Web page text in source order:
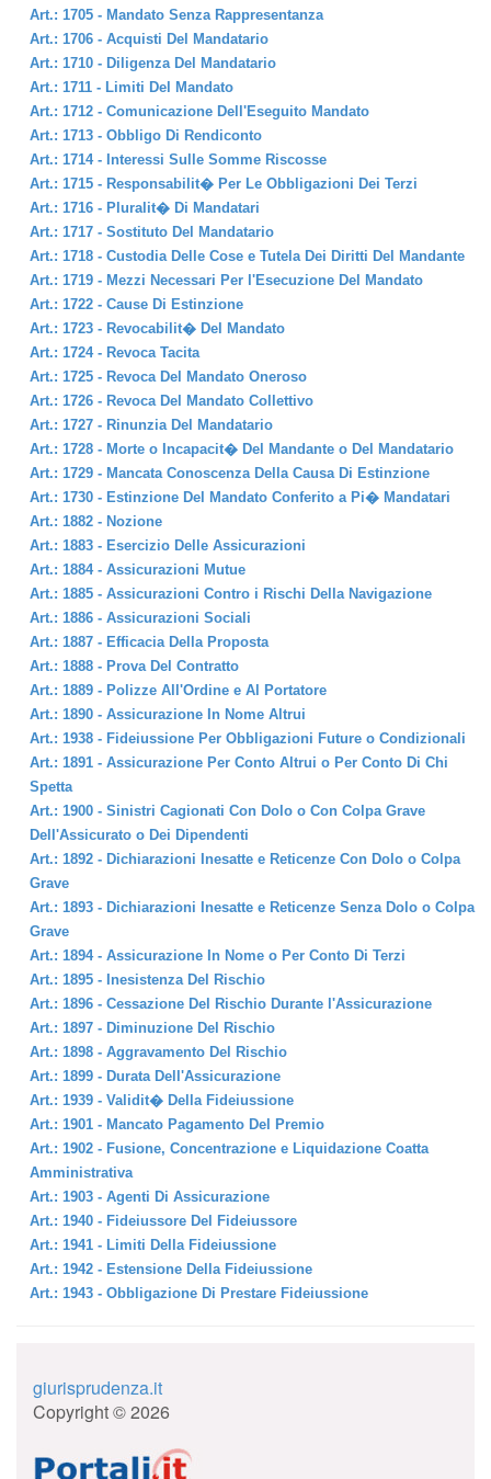
Art.: 1705 - Mandato Senza Rappresentanza
Art.: 1706 - Acquisti Del Mandatario
Art.: 1710 - Diligenza Del Mandatario
Art.: 1711 - Limiti Del Mandato
Art.: 1712 - Comunicazione Dell'Eseguito Mandato
Art.: 1713 - Obbligo Di Rendiconto
Art.: 1714 - Interessi Sulle Somme Riscosse
Art.: 1715 - Responsabilit� Per Le Obbligazioni Dei Terzi
Art.: 1716 - Pluralit� Di Mandatari
Art.: 1717 - Sostituto Del Mandatario
Art.: 1718 - Custodia Delle Cose e Tutela Dei Diritti Del Mandante
Art.: 1719 - Mezzi Necessari Per l'Esecuzione Del Mandato
Art.: 1722 - Cause Di Estinzione
Art.: 1723 - Revocabilit� Del Mandato
Art.: 1724 - Revoca Tacita
Art.: 1725 - Revoca Del Mandato Oneroso
Art.: 1726 - Revoca Del Mandato Collettivo
Art.: 1727 - Rinunzia Del Mandatario
Art.: 1728 - Morte o Incapacit� Del Mandante o Del Mandatario
Art.: 1729 - Mancata Conoscenza Della Causa Di Estinzione
Art.: 1730 - Estinzione Del Mandato Conferito a Pi� Mandatari
Art.: 1882 - Nozione
Art.: 1883 - Esercizio Delle Assicurazioni
Art.: 1884 - Assicurazioni Mutue
Art.: 1885 - Assicurazioni Contro i Rischi Della Navigazione
Art.: 1886 - Assicurazioni Sociali
Art.: 1887 - Efficacia Della Proposta
Art.: 1888 - Prova Del Contratto
Art.: 1889 - Polizze All'Ordine e Al Portatore
Art.: 1890 - Assicurazione In Nome Altrui
Art.: 1938 - Fideiussione Per Obbligazioni Future o Condizionali
Art.: 1891 - Assicurazione Per Conto Altrui o Per Conto Di Chi
Spetta
Art.: 1900 - Sinistri Cagionati Con Dolo o Con Colpa Grave
Dell'Assicurato o Dei Dipendenti
Art.: 1892 - Dichiarazioni Inesatte e Reticenze Con Dolo o Colpa
Grave
Art.: 1893 - Dichiarazioni Inesatte e Reticenze Senza Dolo o Colpa
Grave
Art.: 1894 - Assicurazione In Nome o Per Conto Di Terzi
Art.: 1895 - Inesistenza Del Rischio
Art.: 1896 - Cessazione Del Rischio Durante l'Assicurazione
Art.: 1897 - Diminuzione Del Rischio
Art.: 1898 - Aggravamento Del Rischio
Art.: 1899 - Durata Dell'Assicurazione
Art.: 1939 - Validit� Della Fideiussione
Art.: 1901 - Mancato Pagamento Del Premio
Art.: 1902 - Fusione, Concentrazione e Liquidazione Coatta
Amministrativa
Art.: 1903 - Agenti Di Assicurazione
Art.: 1940 - Fideiussore Del Fideiussore
Art.: 1941 - Limiti Della Fideiussione
Art.: 1942 - Estensione Della Fideiussione
Art.: 1943 - Obbligazione Di Prestare Fideiussione
giurisprudenza.it
Copyright © 2026